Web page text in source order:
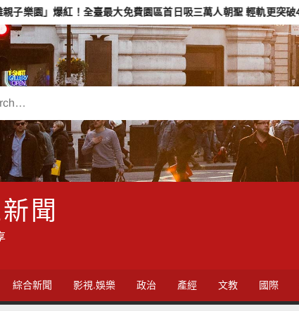
紅！全臺最大免費園區首日吸三萬人朝聖 輕軌更突破4,000人次
聞
綜合新聞 影視.娛樂 政治 產經 文教 國際